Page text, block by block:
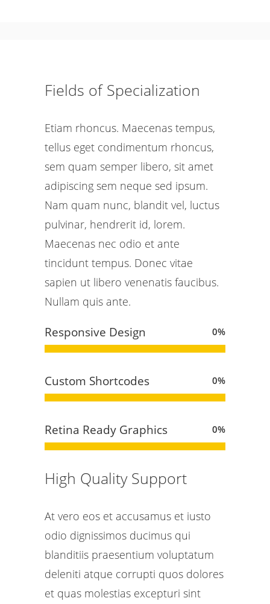
Fields of Specialization
Etiam rhoncus. Maecenas tempus,
tellus eget condimentum rhoncus,
sem quam semper libero, sit amet
adipiscing sem neque sed ipsum.
Nam quam nunc, blandit vel, luctus
pulvinar, hendrerit id, lorem.
Maecenas nec odio et ante
tincidunt tempus. Donec vitae
sapien ut libero venenatis faucibus.
Nullam quis ante.
Responsive Design 0%
Custom Shortcodes 0%
Retina Ready Graphics 0%
High Quality Support
At vero eos et accusamus et iusto
odio dignissimos ducimus qui
blanditiis praesentium voluptatum
deleniti atque corrupti quos dolores
et quas molestias excepturi sint